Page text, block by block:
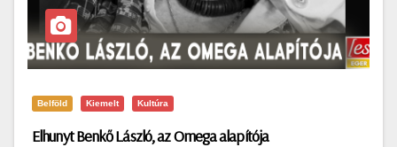
Belföld Kiemelt Kultúra
Elhunyt Benkő László, az Omega alapítója